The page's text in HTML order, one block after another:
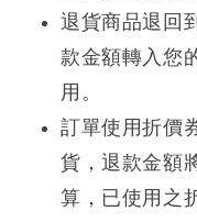
退貨商品退回
款金額轉入您
用。
訂單使用折價
貨，退款金額
算，已使用之